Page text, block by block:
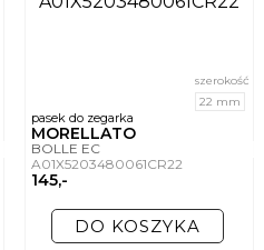
pasek do zegarka
MORELLATO
BOLLE EC
A01X5203480061CR22
145,-
szerokość
22 mm
DO KOSZYKA